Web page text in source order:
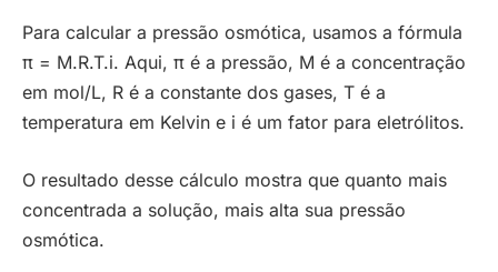
Para calcular a pressão osmótica, usamos a fórmula
π = M.R.T.i. Aqui, π é a pressão, M é a concentração
em mol/L, R é a constante dos gases, T é a
temperatura em Kelvin e i é um fator para eletrólitos.
O resultado desse cálculo mostra que quanto mais
concentrada a solução, mais alta sua pressão
osmótica.